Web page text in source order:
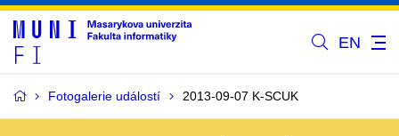
EN
Fotogalerie událostí 2013-09-07 K-SCUK